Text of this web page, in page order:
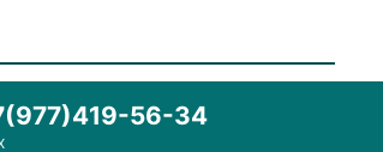
56-34